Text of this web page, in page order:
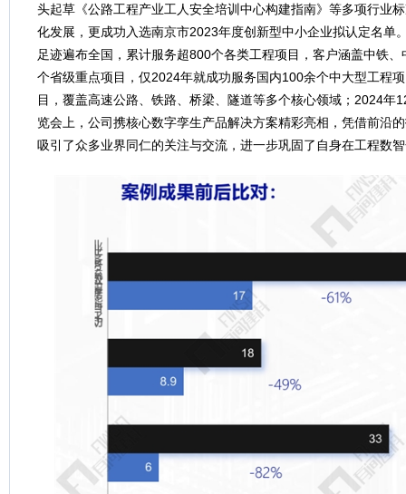
头起草《公路工程产业工人安全培训中心构建指南》等多项行业
化发展，更成功入选南京市2023年度创新型中小企业拟认定名单
足迹遍布全国，累计服务超800个各类工程项目，客户涵盖中铁
个省级重点项目，仅2024年就成功服务国内100余个中大型工程
目，覆盖高速公路、铁路、桥梁、隧道等多个核心领域；2024年
览会上，公司携核心数字孪生产品解决方案精彩亮相，凭借前沿
吸引了众多业界同仁的关注与交流，进一步巩固了自身在工程数